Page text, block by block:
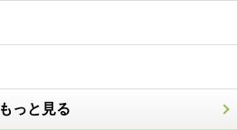
もっと見る